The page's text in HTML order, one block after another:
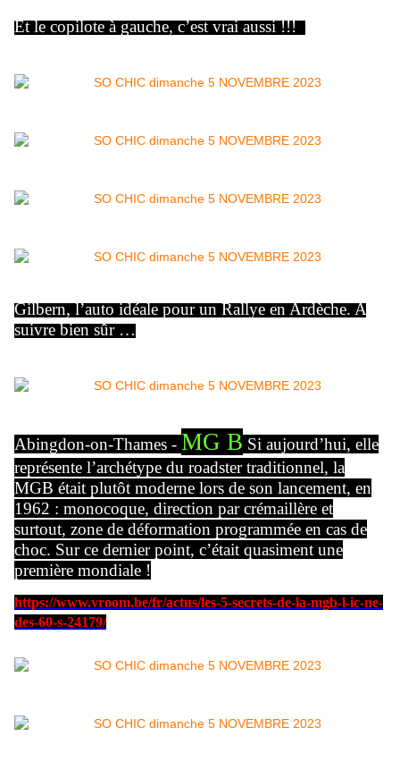
Et le copilote à gauche, c’est vrai aussi !!!
Gilbern, l’auto idéale pour un Rallye en Ardèche. A
suivre bien sûr …
Abingdon-on-Thames - MG B Si aujourd’hui, elle
représente l’archétype du roadster traditionnel, la
MGB était plutôt moderne lors de son lancement, en
1962 : monocoque, direction par crémaillère et
surtout, zone de déformation programmée en cas de
choc. Sur ce dernier point, c’était quasiment une
première mondiale !
https://www.vroom.be/fr/actus/les-5-secrets-de-la-mgb-l-ic-ne-
des-60-s-24179/